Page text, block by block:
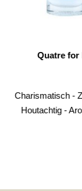
Quatre for
Charismatisch -
Houtachtig -